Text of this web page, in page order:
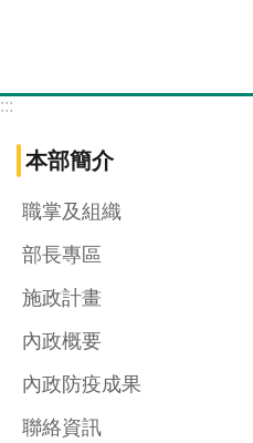
:::
本部簡介
職掌及組織
部長專區
施政計畫
內政概要
內政防疫成果
聯絡資訊